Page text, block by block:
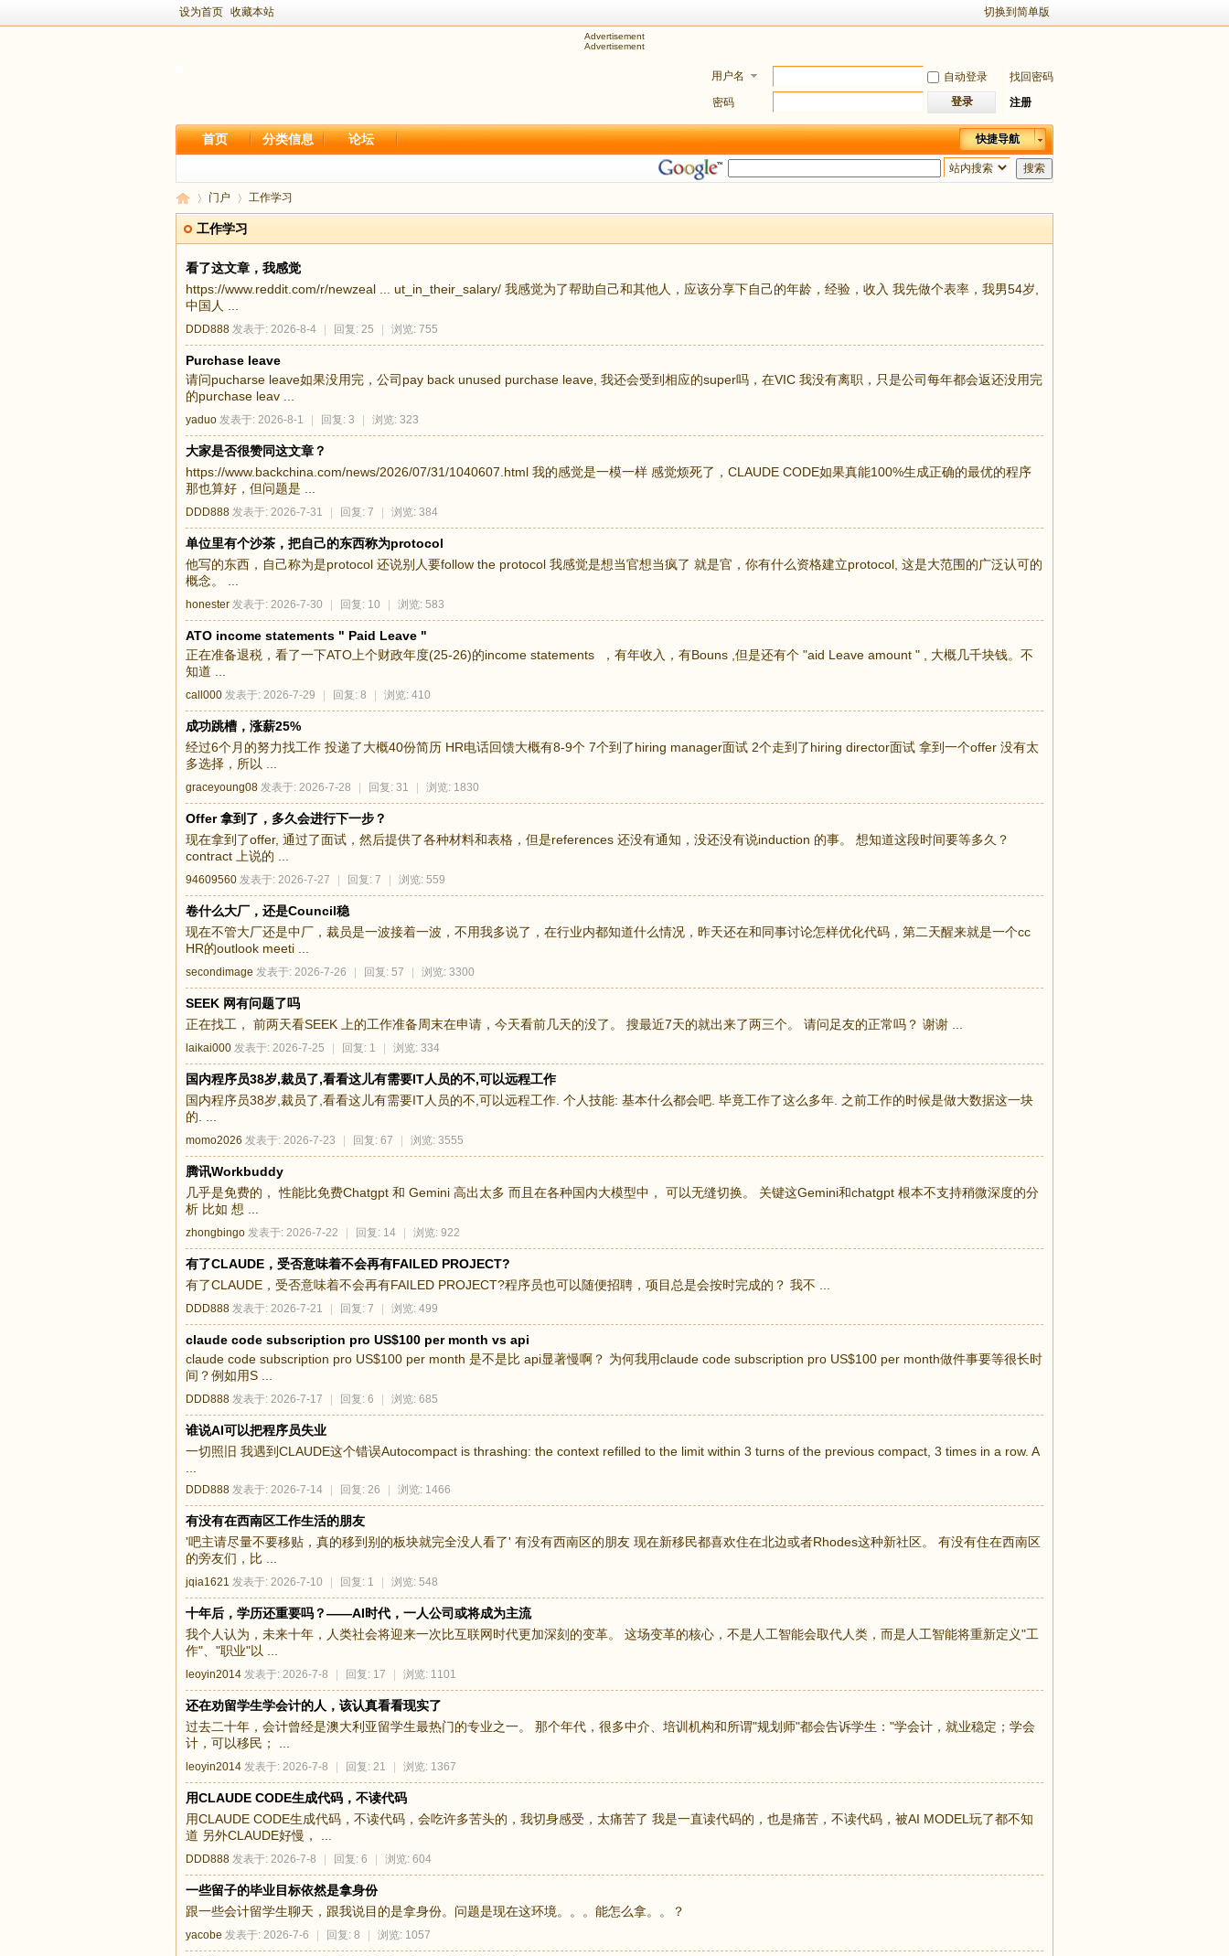
设为首页 收藏本站 切换到简单版
Advertisement
Advertisement
用户名 自动登录
找回密码
密码
登录 注册
快捷导航
首页 分类信息 论坛
搜索
足
迹
›
门户
›
工作学习
工作学习
看了这文章，我感觉
https://www.reddit.com/r/newzeal ... ut_in_their_salary/ 我感觉为了帮助自己和其他人，应该分享下自己的年龄，经验，收入 我先做个表率，我男54岁,
中国人 ...
DDD888 发表于: 2026-8-4 回复: 25 浏览: 755
Purchase leave
请问pucharse leave如果没用完，公司pay back unused purchase leave, 我还会受到相应的super吗，在VIC 我没有离职，只是公司每年都会返还没用完
的purchase leav ...
yaduo 发表于: 2026-8-1 回复: 3 浏览: 323
大家是否很赞同这文章？
https://www.backchina.com/news/2026/07/31/1040607.html 我的感觉是一模一样 感觉烦死了，CLAUDE CODE如果真能100%生成正确的最优的程序
那也算好，但问题是 ...
DDD888 发表于: 2026-7-31 回复: 7 浏览: 384
单位里有个沙茶，把自己的东西称为protocol
他写的东西，自己称为是protocol 还说别人要follow the protocol 我感觉是想当官想当疯了 就是官，你有什么资格建立protocol, 这是大范围的广泛认可的
概念。 ...
honester 发表于: 2026-7-30 回复: 10 浏览: 583
ATO income statements " Paid Leave "
正在准备退税，看了一下ATO上个财政年度(25-26)的income statements ，有年收入，有Bouns ,但是还有个 "aid Leave amount " , 大概几千块钱。不
知道 ...
call000 发表于: 2026-7-29 回复: 8 浏览: 410
成功跳槽，涨薪25%
经过6个月的努力找工作 投递了大概40份简历 HR电话回馈大概有8-9个 7个到了hiring manager面试 2个走到了hiring director面试 拿到一个offer 没有太
多选择，所以 ...
graceyoung08 发表于: 2026-7-28 回复: 31 浏览: 1830
Offer 拿到了，多久会进行下一步？
现在拿到了offer, 通过了面试，然后提供了各种材料和表格，但是references 还没有通知，没还没有说induction 的事。 想知道这段时间要等多久？
contract 上说的 ...
94609560 发表于: 2026-7-27 回复: 7 浏览: 559
卷什么大厂，还是Council稳
现在不管大厂还是中厂，裁员是一波接着一波，不用我多说了，在行业内都知道什么情况，昨天还在和同事讨论怎样优化代码，第二天醒来就是一个cc
HR的outlook meeti ...
secondimage 发表于: 2026-7-26 回复: 57 浏览: 3300
SEEK 网有问题了吗
正在找工， 前两天看SEEK 上的工作准备周末在申请，今天看前几天的没了。 搜最近7天的就出来了两三个。 请问足友的正常吗？ 谢谢 ...
laikai000 发表于: 2026-7-25 回复: 1 浏览: 334
国内程序员38岁,裁员了,看看这儿有需要IT人员的不,可以远程工作
国内程序员38岁,裁员了,看看这儿有需要IT人员的不,可以远程工作. 个人技能: 基本什么都会吧. 毕竟工作了这么多年. 之前工作的时候是做大数据这一块
的. ...
momo2026 发表于: 2026-7-23 回复: 67 浏览: 3555
腾讯Workbuddy
几乎是免费的， 性能比免费Chatgpt 和 Gemini 高出太多 而且在各种国内大模型中， 可以无缝切换。 关键这Gemini和chatgpt 根本不支持稍微深度的分
析 比如 想 ...
zhongbingo 发表于: 2026-7-22 回复: 14 浏览: 922
有了CLAUDE，受否意味着不会再有FAILED PROJECT?
有了CLAUDE，受否意味着不会再有FAILED PROJECT?程序员也可以随便招聘，项目总是会按时完成的？ 我不 ...
DDD888 发表于: 2026-7-21 回复: 7 浏览: 499
claude code subscription pro US$100 per month vs api
claude code subscription pro US$100 per month 是不是比 api显著慢啊？ 为何我用claude code subscription pro US$100 per month做件事要等很长时
间？例如用S ...
DDD888 发表于: 2026-7-17 回复: 6 浏览: 685
谁说AI可以把程序员失业
一切照旧 我遇到CLAUDE这个错误Autocompact is thrashing: the context refilled to the limit within 3 turns of the previous compact, 3 times in a row. A
DDD888 发表于: 2026-7-14 回复: 26 浏览: 1466
有没有在西南区工作生活的朋友
'吧主请尽量不要移贴，真的移到别的板块就完全没人看了' 有没有西南区的朋友 现在新移民都喜欢住在北边或者Rhodes这种新社区。 有没有住在西南区
的旁友们，比 ...
jqia1621 发表于: 2026-7-10 回复: 1 浏览: 548
十年后，学历还重要吗？——AI时代，一人公司或将成为主流
我个人认为，未来十年，人类社会将迎来一次比互联网时代更加深刻的变革。 这场变革的核心，不是人工智能会取代人类，而是人工智能将重新定义"工
作"、"职业"以 ...
leoyin2014 发表于: 2026-7-8 回复: 17 浏览: 1101
还在劝留学生学会计的人，该认真看看现实了
过去二十年，会计曾经是澳大利亚留学生最热门的专业之一。 那个年代，很多中介、培训机构和所谓"规划师"都会告诉学生："学会计，就业稳定；学会
计，可以移民； ...
leoyin2014 发表于: 2026-7-8 回复: 21 浏览: 1367
用CLAUDE CODE生成代码，不读代码
用CLAUDE CODE生成代码，不读代码，会吃许多苦头的，我切身感受，太痛苦了 我是一直读代码的，也是痛苦，不读代码，被AI MODEL玩了都不知
道 另外CLAUDE好慢， ...
DDD888 发表于: 2026-7-8 回复: 6 浏览: 604
一些留子的毕业目标依然是拿身份
跟一些会计留学生聊天，跟我说目的是拿身份。问题是现在这环境。。。能怎么拿。。？
yacobe 发表于: 2026-7-6 回复: 8 浏览: 1057